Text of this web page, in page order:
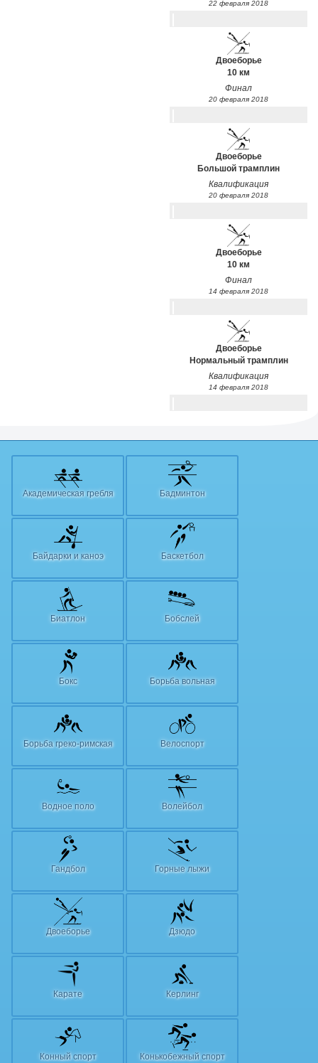
22 февраля 2018
Двоеборье
10 км
Финал
20 февраля 2018
Двоеборье
Большой трамплин
Квалификация
20 февраля 2018
Двоеборье
10 км
Финал
14 февраля 2018
Двоеборье
Нормальный трамплин
Квалификация
14 февраля 2018
Академическая гребля Бадминтон
Байдарки и каноэ Баскетбол
Биатлон Бобслей
Бокс Борьба вольная
Борьба греко-римская Велоспорт
Водное поло Волейбол
Гандбол Горные лыжи
Двоеборье Дзюдо
Карате Керлинг
Конный спорт Конькобежный спорт